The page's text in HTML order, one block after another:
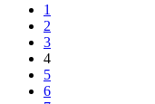
1
2
3
4
5
6